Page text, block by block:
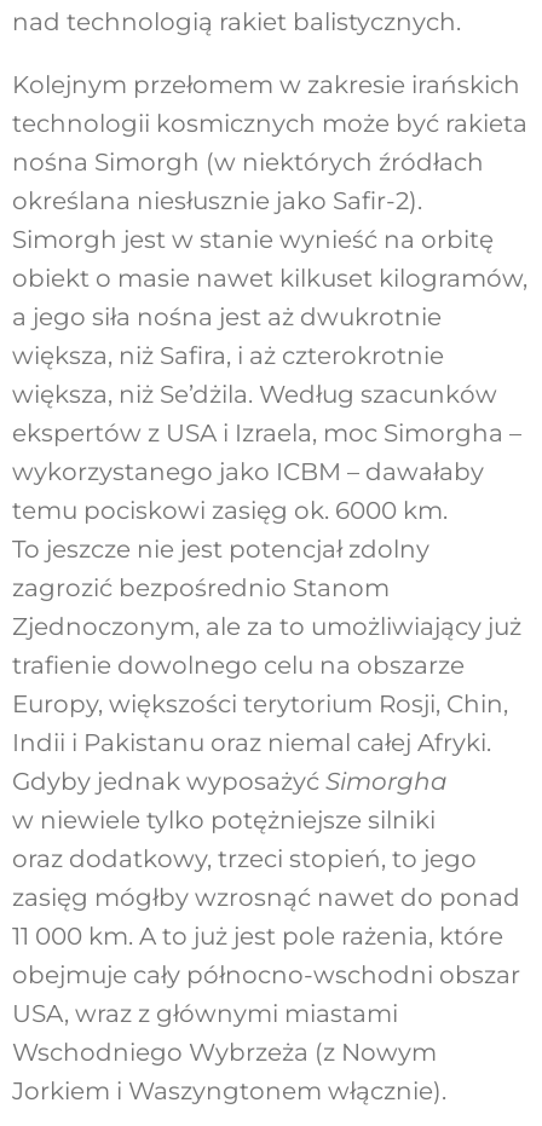
nad technologią rakiet balistycznych.
Kolejnym przełomem w zakresie irańskich
technologii kosmicznych może być rakieta
nośna Simorgh (w niektórych źródłach
określana niesłusznie jako Safir-2).
Simorgh jest w stanie wynieść na orbitę
obiekt o masie nawet kilkuset kilogramów,
a jego siła nośna jest aż dwukrotnie
większa, niż Safira, i aż czterokrotnie
większa, niż Se’dżila. Według szacunków
ekspertów z USA i Izraela, moc Simorgha –
wykorzystanego jako ICBM – dawałaby
temu pociskowi zasięg ok. 6000 km.
To jeszcze nie jest potencjał zdolny
zagrozić bezpośrednio Stanom
Zjednoczonym, ale za to umożliwiający już
trafienie dowolnego celu na obszarze
Europy, większości terytorium Rosji, Chin,
Indii i Pakistanu oraz niemal całej Afryki.
Gdyby jednak wyposażyć Simorgha
w niewiele tylko potężniejsze silniki
oraz dodatkowy, trzeci stopień, to jego
zasięg mógłby wzrosnąć nawet do ponad
11 000 km. A to już jest pole rażenia, które
obejmuje cały północno-wschodni obszar
USA, wraz z głównymi miastami
Wschodniego Wybrzeża (z Nowym
Jorkiem i Waszyngtonem włącznie).